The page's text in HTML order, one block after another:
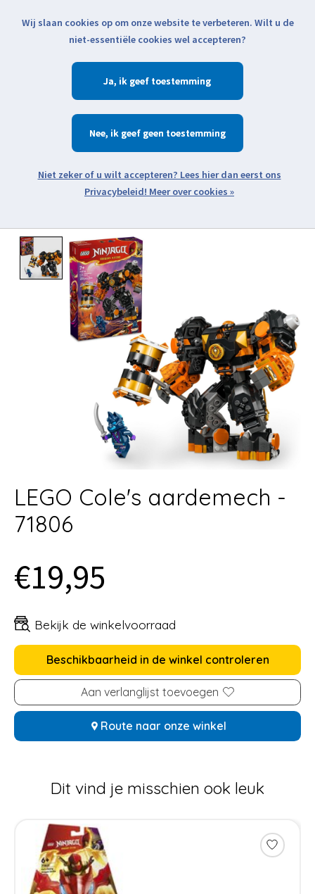
Klik voor actuele verzendinformatie...
Verlanglijst
Zoeken
Open webshop menu
Product image slideshow Items
LEGO Cole's aardemech -
71806
€19,95
Bekijk de winkelvoorraad
Beschikbaarheid in de winkel controleren
Aan verlanglijst toevoegen
Route naar onze winkel
Dit vind je misschien ook leuk
Items van productcarrousel
Wij slaan cookies op om onze website te verbeteren. Wilt u de
niet-essentiële cookies wel accepteren?
Ja
Nee
Meer over cookies »